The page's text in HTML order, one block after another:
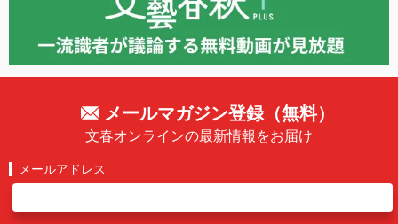
メールマガジン登録（無料）
文春オンラインの最新情報をお届け
メールアドレス